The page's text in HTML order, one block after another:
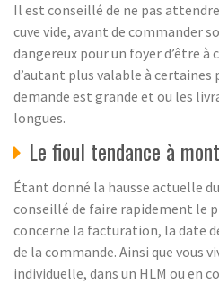
Il est conseillé de ne pas
cuve vide, avant de commander
dangereux pour un foyer d’être à
d’autant plus valable à certaines
demande est grande et ou les
longues.
Le fioul tendance à
Étant donné la hausse actuelle
conseillé de faire rapidement le
concerne la facturation, la date
de la commande. Ainsi que vous
individuelle, dans un HLM ou en